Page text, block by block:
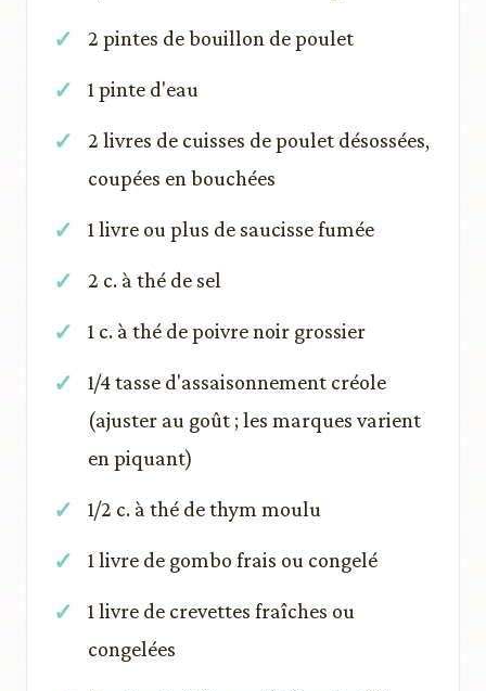
2 pintes de bouillon de poulet
1 pinte d'eau
2 livres de cuisses de poulet désossées,
coupées en bouchées
1 livre ou plus de saucisse fumée
2 c. à thé de sel
1 c. à thé de poivre noir grossier
1/4 tasse d'assaisonnement créole
(ajuster au goût ; les marques varient
en piquant)
1/2 c. à thé de thym moulu
1 livre de gombo frais ou congelé
1 livre de crevettes fraîches ou
congelées